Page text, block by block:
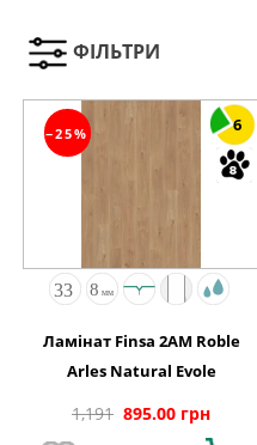
ФІЛЬТРИ
−25% 6
Ламінат Finsa 2AM Roble
Arles Natural Evole
1,191 895.00 грн